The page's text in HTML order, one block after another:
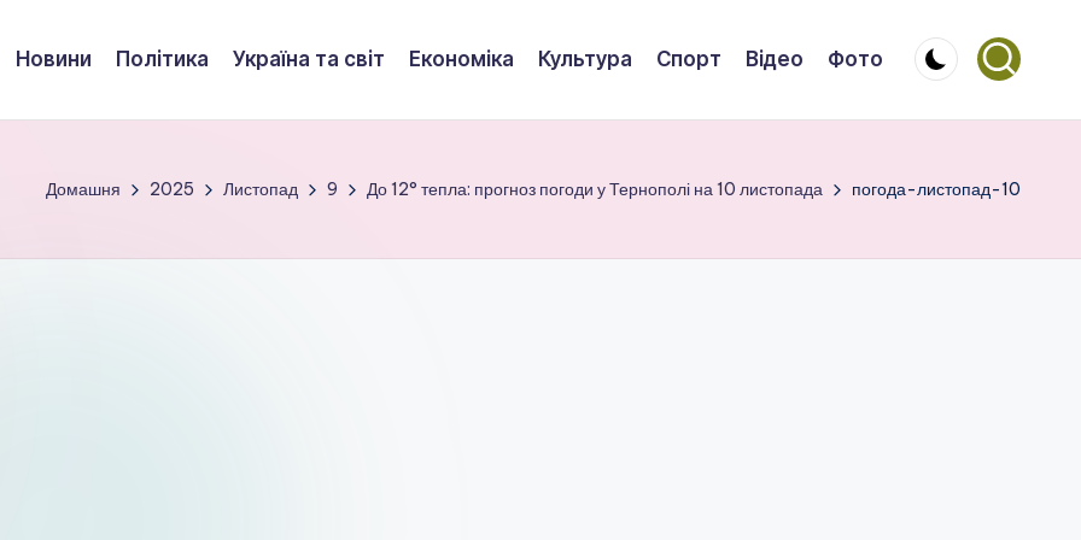
Новини Політика Україна та світ Економіка Культура Спорт Відео Фото
Домашня 2025 Листопад 9 До 12° тепла: прогноз погоди у Тернополі на 10 листопада погода-листопад-10